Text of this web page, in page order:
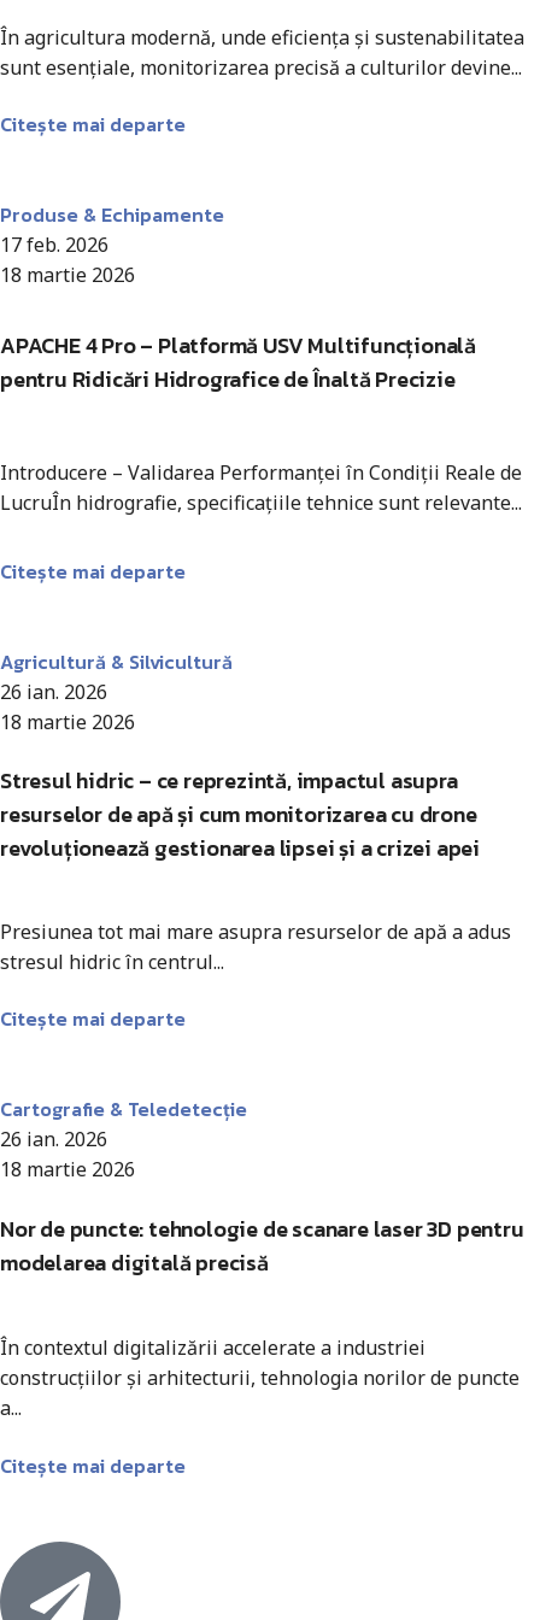
În agricultura modernă, unde eficiența și sustenabilitatea
sunt esențiale, monitorizarea precisă a culturilor devine...
Citește mai departe
Produse & Echipamente
17 feb. 2026
18 martie 2026
APACHE 4 Pro – Platformă USV Multifuncțională
pentru Ridicări Hidrografice de Înaltă Precizie
Introducere – Validarea Performanței în Condiții Reale de
LucruÎn hidrografie, specificațiile tehnice sunt relevante...
Citește mai departe
Agricultură & Silvicultură
26 ian. 2026
18 martie 2026
Stresul hidric – ce reprezintă, impactul asupra
resurselor de apă și cum monitorizarea cu drone
revoluționează gestionarea lipsei și a crizei apei
Presiunea tot mai mare asupra resurselor de apă a adus
stresul hidric în centrul...
Citește mai departe
Cartografie & Teledetecție
26 ian. 2026
18 martie 2026
Nor de puncte: tehnologie de scanare laser 3D pentru
modelarea digitală precisă
În contextul digitalizării accelerate a industriei
construcțiilor și arhitecturii, tehnologia norilor de puncte
a...
Citește mai departe